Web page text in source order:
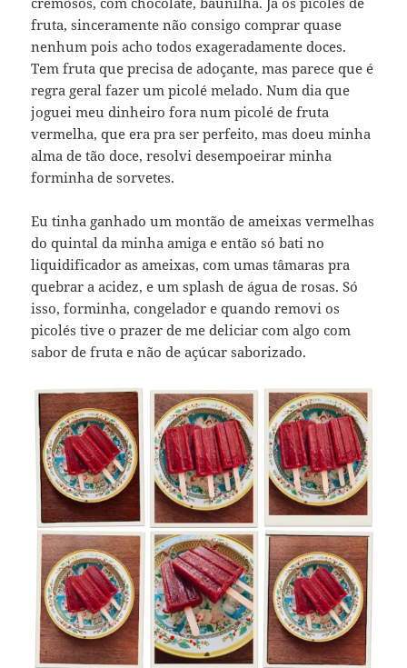
fruta, sinceramente não consigo comprar quase
nenhum pois acho todos exageradamente doces.
Tem fruta que precisa de adoçante, mas parece que é
regra geral fazer um picolé melado. Num dia que
joguei meu dinheiro fora num picolé de fruta
vermelha, que era pra ser perfeito, mas doeu minha
alma de tão doce, resolvi desempoeirar minha
forminha de sorvetes.
Eu tinha ganhado um montão de ameixas vermelhas
do quintal da minha amiga e então só bati no
liquidificador as ameixas, com umas tâmaras pra
quebrar a acidez, e um splash de água de rosas. Só
isso, forminha, congelador e quando removi os
picolés tive o prazer de me deliciar com algo com
sabor de fruta e não de açúcar saborizado.